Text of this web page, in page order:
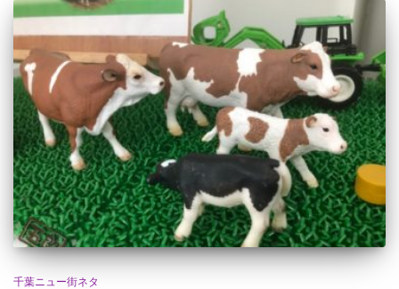
千葉ニュー街ネタ